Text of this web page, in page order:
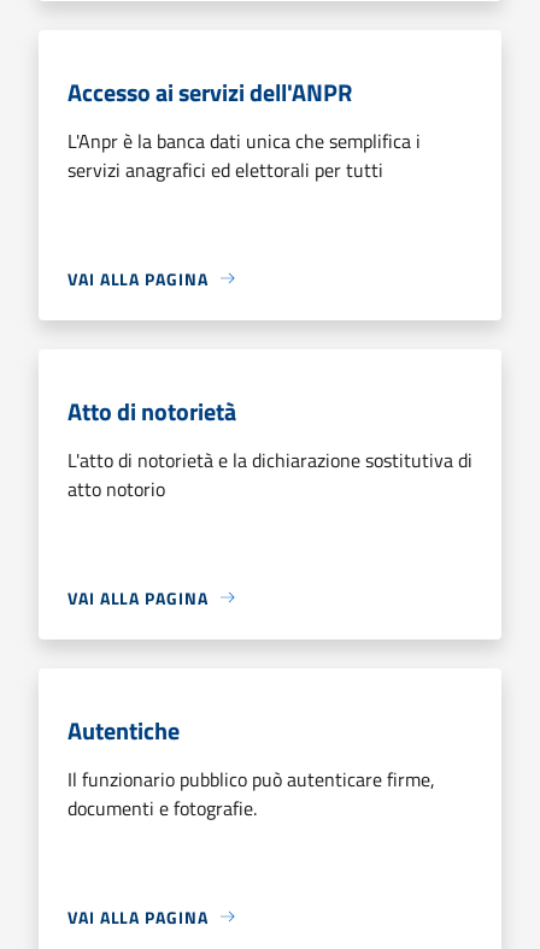
Accesso ai servizi dell'ANPR
L'Anpr è la banca dati unica che semplifica i
servizi anagrafici ed elettorali per tutti
VAI ALLA PAGINA
Atto di notorietà
L'atto di notorietà e la dichiarazione sostitutiva di
atto notorio
VAI ALLA PAGINA
Autentiche
Il funzionario pubblico può autenticare firme,
documenti e fotografie.
VAI ALLA PAGINA